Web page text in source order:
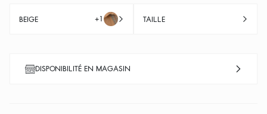
BEIGE +1 TAILLE
DISPONIBILITÉ EN MAGASIN